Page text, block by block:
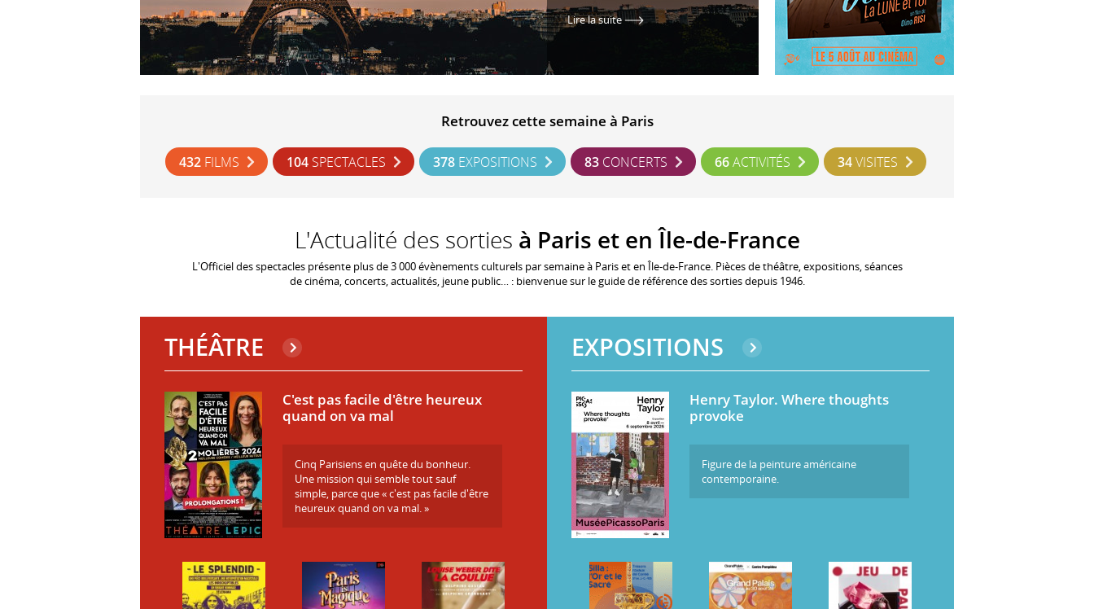
Lire la suite
Retrouvez cette semaine à Paris
432 FILMS 104 SPECTACLES 378 EXPOSITIONS 83 CONCERTS 66ACTIVITÉS 34VISITES
L'Actualité des sorties à Paris et en Île-de-France
L'Officiel des spectacles présente plus de 3 000 évènements culturels par semaine à Paris et en Île-de-France. Pièces de théâtre, expositions, séances
de cinéma, concerts, actualités, jeune public… : bienvenue sur le guide de référence des sorties depuis 1946.
THÉÂTRE
C'est pas facile d'être heureux
quand on va mal
Cinq Parisiens en quête du bonheur.
Une mission qui semble tout sauf
simple, parce que « c'est pas facile d'être
heureux quand on va mal. »
EXPOSITIONS
Henry Taylor. Where thoughts
provoke
Figure de la peinture américaine
contemporaine.